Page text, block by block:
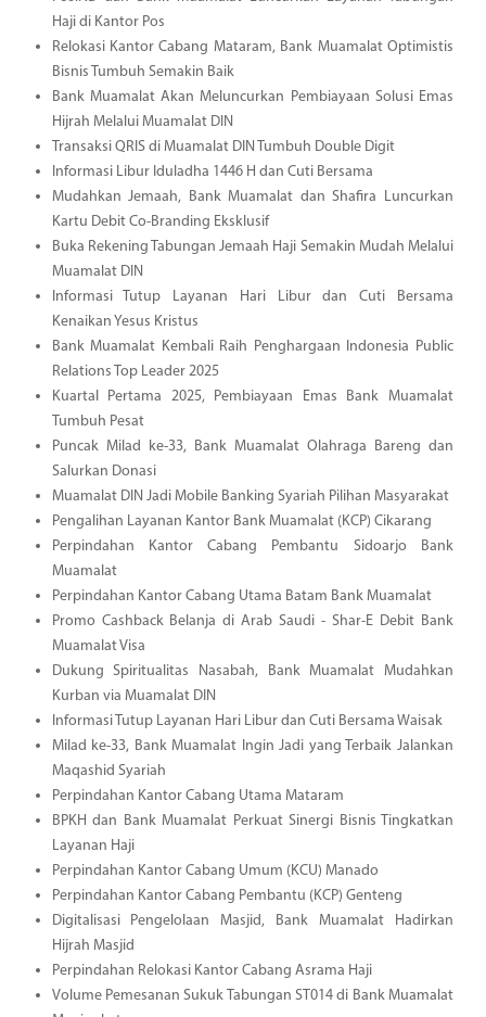
Haji di Kantor Pos
Relokasi Kantor Cabang Mataram, Bank Muamalat Optimistis
Bisnis Tumbuh Semakin Baik
Bank Muamalat Akan Meluncurkan Pembiayaan Solusi Emas
Hijrah Melalui Muamalat DIN
Transaksi QRIS di Muamalat DIN Tumbuh Double Digit
Informasi Libur Iduladha 1446 H dan Cuti Bersama
Mudahkan Jemaah, Bank Muamalat dan Shafira Luncurkan
Kartu Debit Co-Branding Eksklusif
Buka Rekening Tabungan Jemaah Haji Semakin Mudah Melalui
Muamalat DIN
Informasi Tutup Layanan Hari Libur dan Cuti Bersama
Kenaikan Yesus Kristus
Bank Muamalat Kembali Raih Penghargaan Indonesia Public
Relations Top Leader 2025
Kuartal Pertama 2025, Pembiayaan Emas Bank Muamalat
Tumbuh Pesat
Puncak Milad ke-33, Bank Muamalat Olahraga Bareng dan
Salurkan Donasi
Muamalat DIN Jadi Mobile Banking Syariah Pilihan Masyarakat
Pengalihan Layanan Kantor Bank Muamalat (KCP) Cikarang
Perpindahan Kantor Cabang Pembantu Sidoarjo Bank
Muamalat
Perpindahan Kantor Cabang Utama Batam Bank Muamalat
Promo Cashback Belanja di Arab Saudi - Shar-E Debit Bank
Muamalat Visa
Dukung Spiritualitas Nasabah, Bank Muamalat Mudahkan
Kurban via Muamalat DIN
Informasi Tutup Layanan Hari Libur dan Cuti Bersama Waisak
Milad ke-33, Bank Muamalat Ingin Jadi yang Terbaik Jalankan
Maqashid Syariah
Perpindahan Kantor Cabang Utama Mataram
BPKH dan Bank Muamalat Perkuat Sinergi Bisnis Tingkatkan
Layanan Haji
Perpindahan Kantor Cabang Umum (KCU) Manado
Perpindahan Kantor Cabang Pembantu (KCP) Genteng
Digitalisasi Pengelolaan Masjid, Bank Muamalat Hadirkan
Hijrah Masjid
Perpindahan Relokasi Kantor Cabang Asrama Haji
Volume Pemesanan Sukuk Tabungan ST014 di Bank Muamalat